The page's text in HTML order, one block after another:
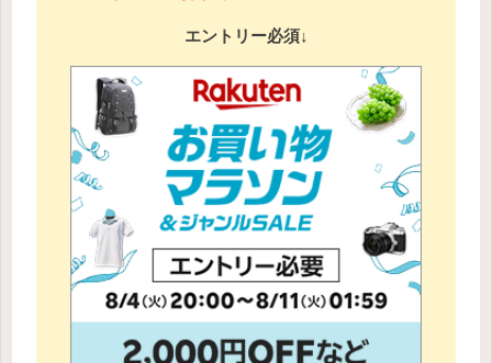
エントリー必須↓